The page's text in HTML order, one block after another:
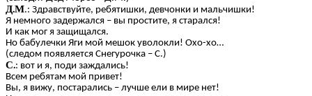
Д.М.: Здравствуйте, ребятишки, девчонки и мальчишки!
Я немного задержался – вы простите, я старался!
И как мог я защищался.
Но бабулечки Яги мой мешок уволокли! Охо-хо…
(следом появляется Снегурочка – С.)
С.: вот и я, поди заждались!
Всем ребятам мой привет!
Вы, я вижу, постарались – лучше ели в мире нет!